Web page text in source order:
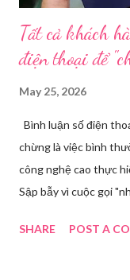
Tất cả khách
điện thoại để
May 25, 2026
Bình luận số điện
chừng là việc bình
công nghệ cao thực
Sập bẫy vì cuộc gọi
Công an tỉnh Bắc
SHARE POST A